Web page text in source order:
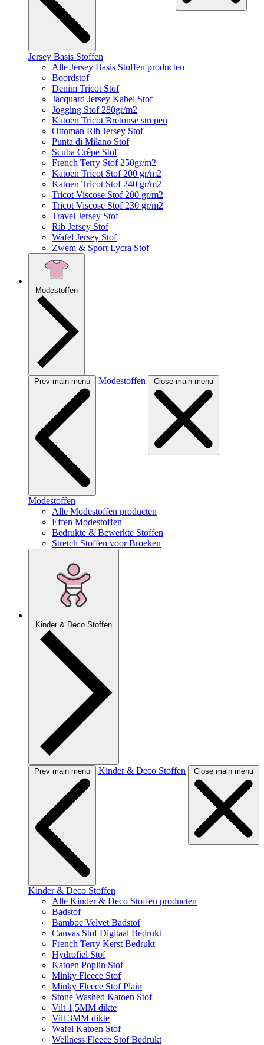
Jersey Basis Stoffen
Alle Jersey Basis Stoffen producten
Boordstof
Denim Tricot Stof
Jacquard Jersey Kabel Stof
Jogging Stof 280gr/m2
Katoen Tricot Bretonse strepen
Ottoman Rib Jersey Stof
Punta di Milano Stof
Scuba Crêpe Stof
French Terry Stof 250gr/m2
Katoen Tricot Stof 200 gr/m2
Katoen Tricot Stof 240 gr/m2
Tricot Viscose Stof 200 gr/m2
Tricot Viscose Stof 230 gr/m2
Travel Jersey Stof
Rib Jersey Stof
Wafel Jersey Stof
Zwem & Sport Lycra Stof
Modestoffen
Prev main menu Modestoffen Close main menu
Modestoffen
Alle Modestoffen producten
Effen Modestoffen
Bedrukte & Bewerkte Stoffen
Stretch Stoffen voor Broeken
Kinder & Deco Stoffen
Prev main menu Kinder & Deco Stoffen Close main menu
Kinder & Deco Stoffen
Alle Kinder & Deco Stoffen producten
Badstof
Bamboe Velvet Badstof
Canvas Stof Digitaal Bedrukt
French Terry Kerst Bedrukt
Hydrofiel Stof
Katoen Poplin Stof
Minky Fleece Stof
Minky Fleece Stof Plain
Stone Washed Katoen Stof
Vilt 1,5MM dikte
Vilt 3MM dikte
Wafel Katoen Stof
Wellness Fleece Stof Bedrukt